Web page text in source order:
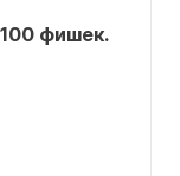
фишек.